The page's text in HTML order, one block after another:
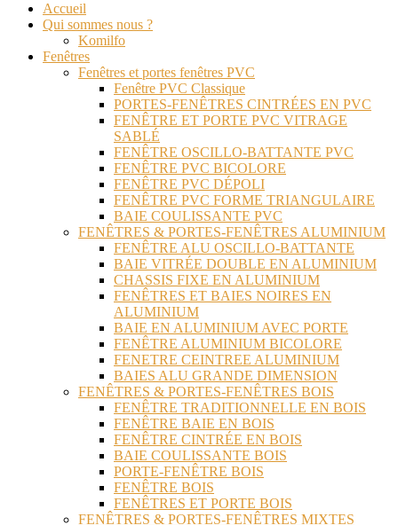
Accueil
Qui sommes nous ?
Komilfo
Fenêtres
Fenêtres et portes fenêtres PVC
Fenêtre PVC Classique
PORTES-FENÊTRES CINTRÉES EN PVC
FENÊTRE ET PORTE PVC VITRAGE
SABLÉ
FENÊTRE OSCILLO-BATTANTE PVC
FENÊTRE PVC BICOLORE
FENÊTRE PVC DÉPOLI
FENÊTRE PVC FORME TRIANGULAIRE
BAIE COULISSANTE PVC
FENÊTRES & PORTES-FENÊTRES ALUMINIUM
FENÊTRE ALU OSCILLO-BATTANTE
BAIE VITRÉE DOUBLE EN ALUMINIUM
CHASSIS FIXE EN ALUMINIUM
FENÊTRES ET BAIES NOIRES EN
ALUMINIUM
BAIE EN ALUMINIUM AVEC PORTE
FENÊTRE ALUMINIUM BICOLORE
FENETRE CEINTREE ALUMINIUM
BAIES ALU GRANDE DIMENSION
FENÊTRES & PORTES-FENÊTRES BOIS
FENÊTRE TRADITIONNELLE EN BOIS
FENÊTRE BAIE EN BOIS
FENÊTRE CINTRÉE EN BOIS
BAIE COULISSANTE BOIS
PORTE-FENÊTRE BOIS
FENÊTRE BOIS
FENÊTRES ET PORTE BOIS
FENÊTRES & PORTES-FENÊTRES MIXTES